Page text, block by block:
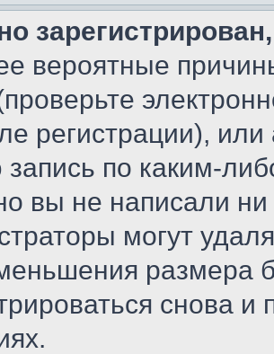
вероятные
регистрации),
запись по каким-
вы не написали
могут
размера
снова и